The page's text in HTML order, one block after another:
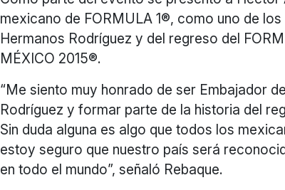
mexicano de FORMULA 1®, como uno de
Hermanos Rodríguez y del regreso del
MÉXICO 2015®.
“Me siento muy honrado de ser Embajador
Rodríguez y formar parte de la historia del
Sin duda alguna es algo que todos los
estoy seguro que nuestro país será
en todo el mundo”, señaló Rebaque.